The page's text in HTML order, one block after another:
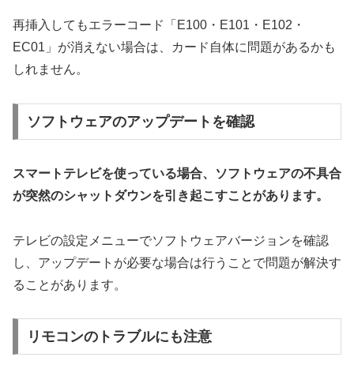
再挿入してもエラーコード「E100・E101・E102・
EC01」が消えない場合は、カード自体に問題があるかも
しれません。
ソフトウェアのアップデートを確認
スマートテレビを使っている場合、ソフトウェアの不具合
が突然のシャットダウンを引き起こすことがあります。
テレビの設定メニューでソフトウェアバージョンを確認
し、アップデートが必要な場合は行うことで問題が解決す
ることがあります。
リモコンのトラブルにも注意